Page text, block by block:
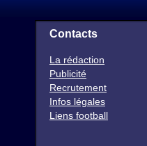
Contacts
La rédaction
Publicité
Recrutement
Infos légales
Liens football